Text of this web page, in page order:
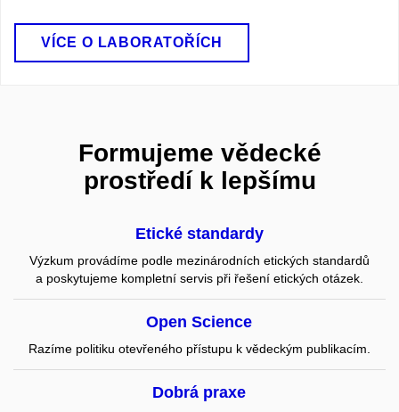
VÍCE O LABORATOŘÍCH
Formujeme vědecké
prostředí k lepšímu
Etické standardy
Výzkum provádíme podle mezinárodních etických standardů
a poskytujeme kompletní servis při řešení etických otázek.
Open Science
Razíme politiku otevřeného přístupu k vědeckým publikacím.
Dobrá praxe